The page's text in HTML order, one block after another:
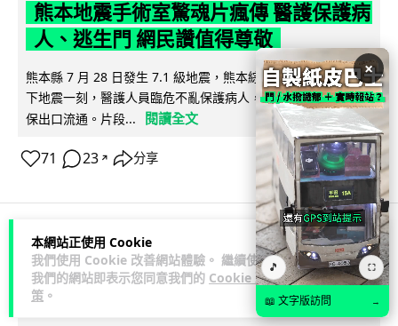
本網站正使用 Cookie
我們使用 Cookie 改善網站體驗。 繼續使用
我們的網站即表示您同意我們的 Cookie 政
策 。
熊本地震手術室驚魂片瘋傳 醫護保護病
人、逃生門 網民讚值得尊敬
熊本縣 7 月 28 日發生 7.1 級地震，熊本綜合醫院手術室鏡頭拍
下地震一刻，醫護人員臨危不亂保護病人，更馬上開逃生門確
保出口流通。片段...
閱讀全文
71 23 ↗ 分享
科技娛樂 生活科技 健康
arthur
×
🎵 ⛶
📖 文字版訪問 →